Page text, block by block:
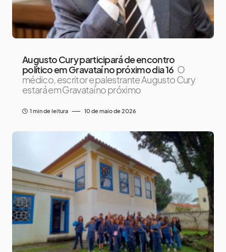
Augusto Cury participará de encontro
político em Gravataí no próximo dia 16 O
médico, escritor e palestrante Augusto Cury
estará em Gravataí no próximo
1 min de leitura 10 de maio de 2026